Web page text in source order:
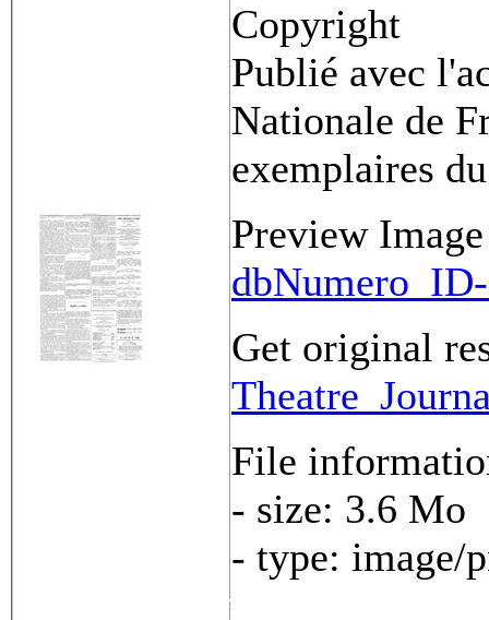
Copyright
Publié avec
Nationale de
exemplaires
Preview Image
Get original
File
- size: 3.6 Mo
- type: image/